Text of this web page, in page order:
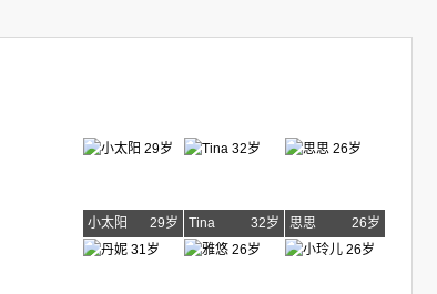
小太阳 29岁 Tina 32岁 思思 26岁